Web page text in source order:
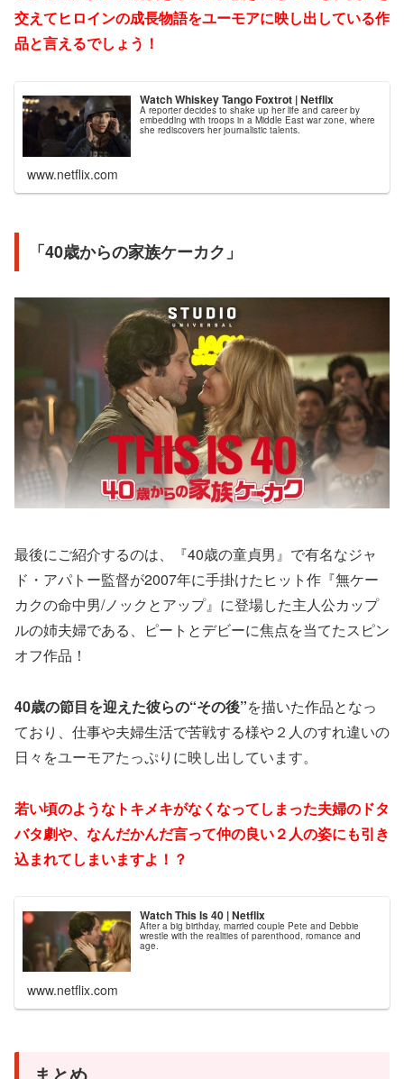
交えてヒロインの成長物語をユーモアに映し出している作
品と言えるでしょう！
Watch Whiskey Tango Foxtrot | Netflix
A reporter decides to shake up her life and career by
embedding with troops in a Middle East war zone, where
she rediscovers her journalistic talents.
www.netflix.com
「40歳からの家族ケーカク」
最後にご紹介するのは、『40歳の童貞男』で有名なジャ
ド・アパトー監督が2007年に手掛けたヒット作『無ケー
カクの命中男/ノックとアップ』に登場した主人公カップ
ルの姉夫婦である、ピートとデビーに焦点を当てたスピン
オフ作品！
40歳の節目を迎えた彼らの“その後”を描いた作品となっ
ており、仕事や夫婦生活で苦戦する様や２人のすれ違いの
日々をユーモアたっぷりに映し出しています。
若い頃のようなトキメキがなくなってしまった夫婦のドタ
バタ劇や、なんだかんだ言って仲の良い２人の姿にも引き
込まれてしまいますよ！？
Watch This Is 40 | Netflix
After a big birthday, married couple Pete and Debbie
wrestle with the realities of parenthood, romance and
age.
www.netflix.com